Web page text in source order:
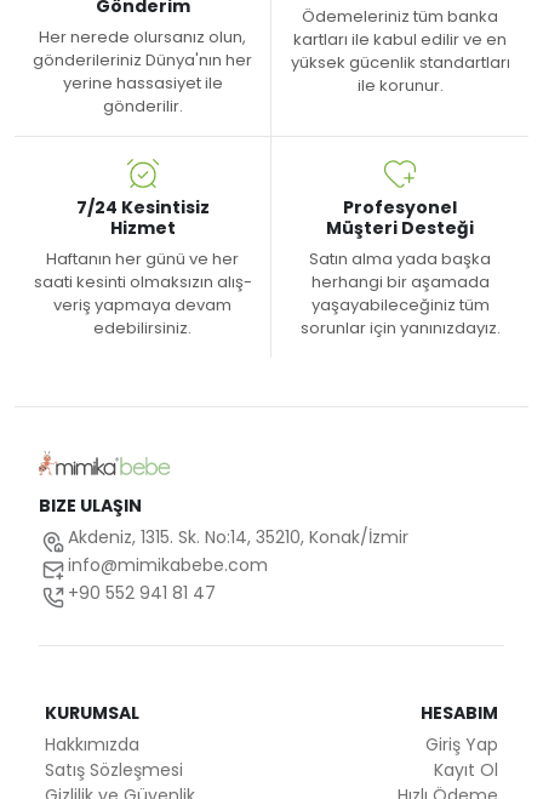
Gönderim
Her nerede olursanız olun,
gönderileriniz Dünya'nın her
yerine hassasiyet ile
gönderilir.
Ödemeleriniz tüm banka
kartları ile kabul edilir ve en
yüksek gücenlik standartları
ile korunur.
7/24 Kesintisiz
Hizmet
Haftanın her günü ve her
saati kesinti olmaksızın alış-
veriş yapmaya devam
edebilirsiniz.
Profesyonel
Müşteri Desteği
Satın alma yada başka
herhangi bir aşamada
yaşayabileceğiniz tüm
sorunlar için yanınızdayız.
BIZE ULAŞIN
Akdeniz, 1315. Sk. No:14, 35210, Konak/İzmir
info@mimikabebe.com
+90 552 941 81 47
KURUMSAL
Hakkımızda
Satış Sözleşmesi
HESABIM
Giriş Yap
Kayıt Ol